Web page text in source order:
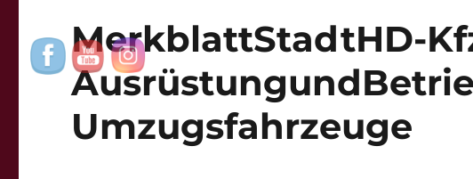
MerkblattStadtHD-
Umzugsfahrzeuge